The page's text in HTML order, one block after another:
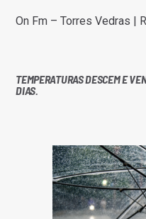
On Fm – Torres Vedras |
TEMPERATURAS DESCEM E
DIAS.